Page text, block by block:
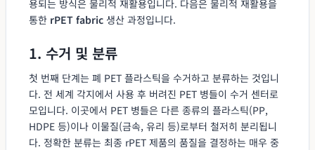
용되는 방식은 물리적 재활용입니다. 다음은 물리적 재활용을
통한 rPET fabric 생산 과정입니다.
1. 수거 및 분류
첫 번째 단계는 폐 PET 플라스틱을 수거하고 분류하는 것입니
다. 전 세계 각지에서 사용 후 버려진 PET 병들이 수거 센터로
모입니다. 이곳에서 PET 병들은 다른 종류의 플라스틱(PP,
HDPE 등)이나 이물질(금속, 유리 등)로부터 철저히 분리됩니
다. 정확한 분류는 최종 rPET 제품의 품질을 결정하는 매우 중